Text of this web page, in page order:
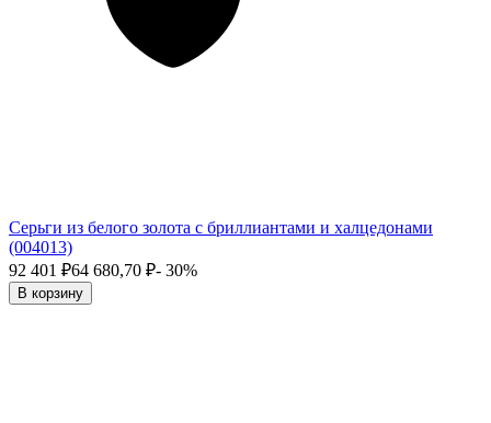
Серьги из белого золота с бриллиантами и халцедонами
(004013)
92 401 ₽64 680,70 ₽- 30%
В корзину